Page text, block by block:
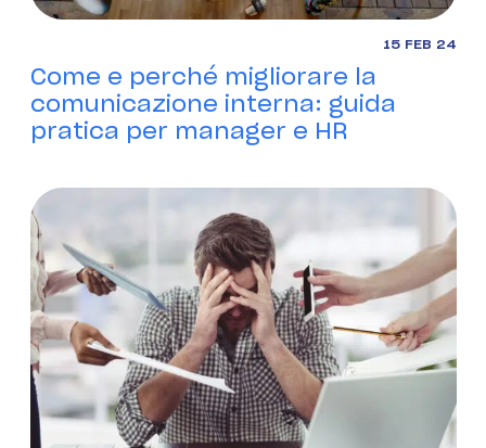
15 FEB 24
Come e perché migliorare la
comunicazione interna: guida
pratica per manager e HR